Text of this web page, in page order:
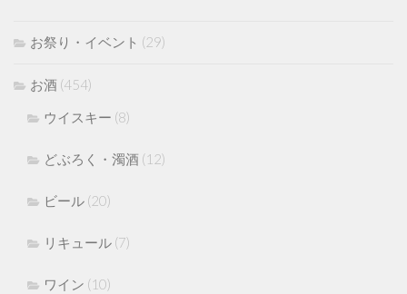
お祭り・イベント (29)
お酒 (454)
ウイスキー (8)
どぶろく・濁酒 (12)
ビール (20)
リキュール (7)
ワイン (10)